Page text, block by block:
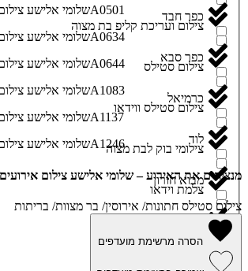
צילום ועריכת קליפ בת מצוה
צילום סטילס
צילום סטילס ווידאו
צילומי בוק לבת מצוה
צלמת וידאו
כפר חבד
כפר סבא
כרמיאל
לוד
מבוא חורון
מנציחים את האירוע – שלומי אלישע צילום אירועים
צילום סטילס חתונות/ אירוסין/ בר מצוות/ בריתות
הסרה מרשימת מועדפים